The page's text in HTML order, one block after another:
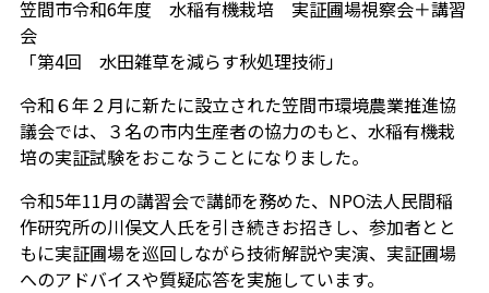
笠間市令和6年度 水稲有機栽培 実証圃場視察会＋講習
会
「第4回 水田雑草を減らす秋処理技術」
令和６年２月に新たに設立された笠間市環境農業推進協
議会では、３名の市内生産者の協力のもと、水稲有機栽
培の実証試験をおこなうことになりました。
令和5年11月の講習会で講師を務めた、NPO法人民間稲
作研究所の川俣文人氏を引き続きお招きし、参加者とと
もに実証圃場を巡回しながら技術解説や実演、実証圃場
へのアドバイスや質疑応答を実施しています。